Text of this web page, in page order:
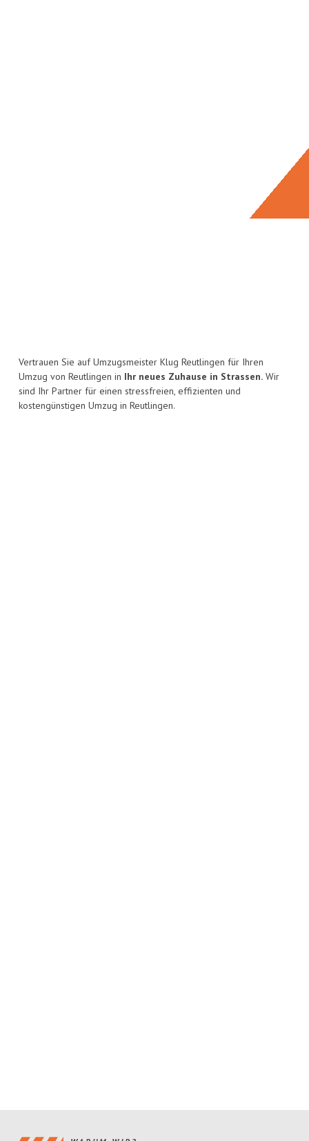
Vertrauen Sie auf Umzugsmeister Klug Reutlingen für Ihren
Umzug von Reutlingen in Ihr neues Zuhause in Strassen. Wir
sind Ihr Partner für einen stressfreien, effizienten und
kostengünstigen Umzug in Reutlingen.